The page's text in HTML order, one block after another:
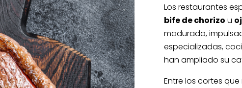
Los restaurantes
bife de chorizo u
madurado,
especializadas,
han ampliado su
Entre los cortes